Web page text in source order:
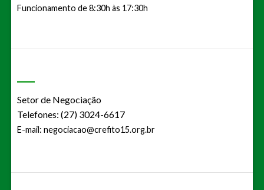
Funcionamento de 8:30h às 17:30h
Setor de Negociação
Telefones: (27) 3024-6617
E-mail: negociacao@crefito15.org.br